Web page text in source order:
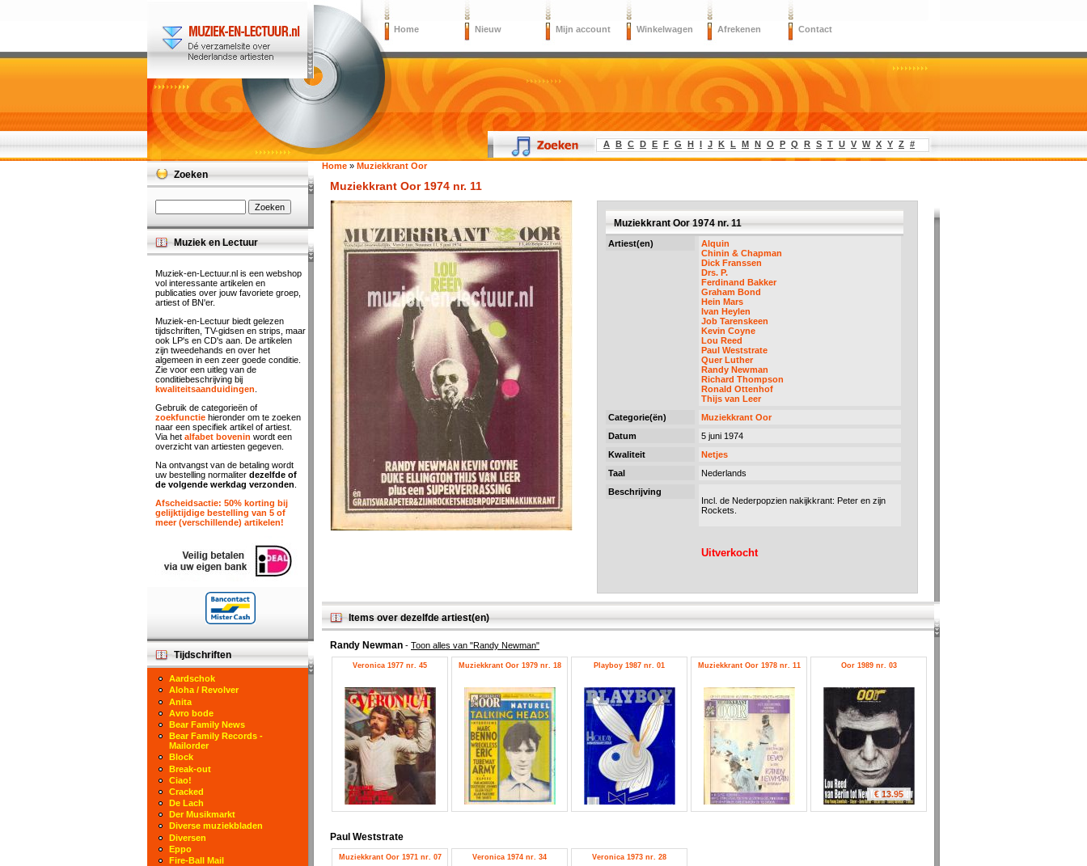
Home Nieuw Mijn account Winkelwagen Afrekenen Contact
A B C D E F G H I J K L M N O P Q R S T U V W X Y Z #
Home » Muziekkrant Oor
Muziekkrant Oor 1974 nr. 11
Muziekkrant Oor 1974 nr. 11
Artiest(en)
Alquin
Chinin & Chapman
Dick Franssen
Drs. P.
Ferdinand Bakker
Graham Bond
Hein Mars
Ivan Heylen
Job Tarenskeen
Kevin Coyne
Lou Reed
Paul Weststrate
Quer Luther
Randy Newman
Richard Thompson
Ronald Ottenhof
Thijs van Leer
Categorie(ën)
Muziekkrant Oor
Datum
5 juni 1974
Kwaliteit
Netjes
Taal
Nederlands
Beschrijving
Incl. de Nederpopzien nakijkkrant: Peter en zijn
Rockets.
Uitverkocht
Items over dezelfde artiest(en)
Randy Newman - Toon alles van "Randy Newman"
Veronica 1977 nr. 45 Muziekkrant Oor 1979 nr. 18 Playboy 1987 nr. 01 Muziekkrant Oor 1978 nr. 11 Oor 1989 nr. 03
€ 13.95
Paul Weststrate
Muziekkrant Oor 1971 nr. 07 Veronica 1974 nr. 34 Veronica 1973 nr. 28
Zoeken
Muziek en Lectuur
Muziek-en-Lectuur.nl is een webshop
vol interessante artikelen en
publicaties over jouw favoriete groep,
artiest of BN'er.
Muziek-en-Lectuur biedt gelezen
tijdschriften, TV-gidsen en strips, maar
ook LP's en CD's aan. De artikelen
zijn tweedehands en over het
algemeen in een zeer goede conditie.
Zie voor een uitleg van de
conditiebeschrijving bij
kwaliteitsaanduidingen
Gebruik de categorieën of
zoekfunctie hieronder om te zoeken
naar een specifiek artikel of artiest.
Via het alfabet bovenin wordt een
overzicht van artiesten gegeven.
Na ontvangst van de betaling wordt
uw bestelling normaliter dezelfde of
de volgende werkdag verzonden
Afscheidsactie: 50% korting bij
gelijktijdige bestelling van 5 of
meer (verschillende) artikelen!
Tijdschriften
Aardschok
Aloha / Revolver
Anita
Avro bode
Bear Family News
Bear Family Records -
Mailorder
Block
Break-out
Ciao!
Cracked
De Lach
Der Musikmarkt
Diverse muziekbladen
Diversen
Eppo
Fire-Ball Mail